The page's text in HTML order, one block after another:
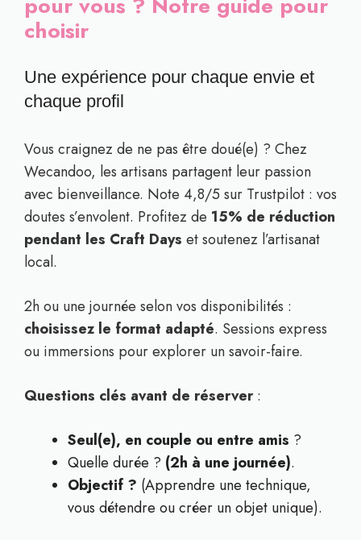
choisir
Une expérience pour chaque envie et
chaque profil
Vous craignez de ne pas être doué(e) ? Chez
Wecandoo, les artisans partagent leur passion
avec bienveillance. Note 4,8/5 sur Trustpilot : vos
doutes s’envolent. Profitez de 15% de réduction
pendant les Craft Days et soutenez l’artisanat
local.
2h ou une journée selon vos disponibilités :
choisissez le format adapté. Sessions express
ou immersions pour explorer un savoir-faire.
Questions clés avant de réserver:
Seul(e), en couple ou entre amis ?
Quelle durée ? (2h à une journée).
Objectif ? (Apprendre une technique,
vous détendre ou créer un objet unique).